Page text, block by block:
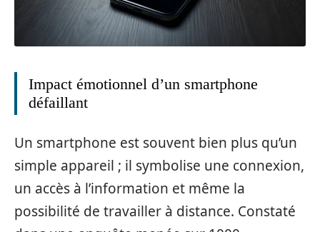
Impact émotionnel d’un smartphone
défaillant
Un smartphone est souvent bien plus qu’un
simple appareil ; il symbolise une connexion,
un accès à l’information et même la
possibilité de travailler à distance. Constaté